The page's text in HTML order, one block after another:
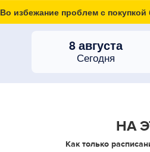
Во избежание проблем с
8 августа
Сегодня
НА
Как только